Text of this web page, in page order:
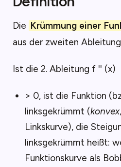
Die Krümmung einer
aus der zweiten
Ist die 2. Ableitung f '' (x)
> 0, ist die Funktion
linksgekrümmt (konvex
Linkskurve), die
linksgekrümmt heißt:
Funktionskurve als